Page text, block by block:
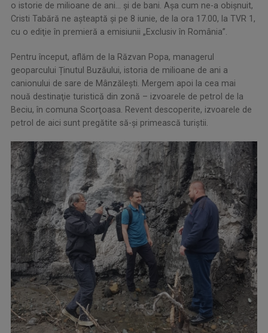
o istorie de milioane de ani... şi de bani. Aşa cum ne-a obişnuit,
Cristi Tabără ne aşteaptă şi pe 8 iunie, de la ora 17.00, la TVR 1,
cu o ediţie în premieră a emisiunii „Exclusiv în România”.
Pentru început, aflăm de la Răzvan Popa, managerul
geoparcului Ținutul Buzăului, istoria de milioane de ani a
canionului de sare de Mânzălești. Mergem apoi la cea mai
nouă destinaţie turistică din zonă – izvoarele de petrol de la
Beciu, în comuna Scorţoasa. Revent descoperite, izvoarele de
petrol de aici sunt pregătite să-şi primească turiştii.